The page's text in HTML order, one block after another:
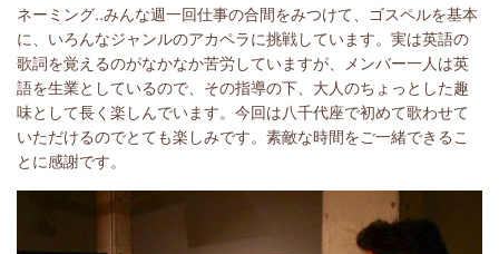
ネーミング..みんな週一回仕事の合間をみつけて、ゴスペルを基本
に、いろんなジャンルのアカペラに挑戦しています。実は英語の
歌詞を覚えるのがなかなか苦労していますが、メンバー一人は英
語を生業としているので、その指導の下、大人のちょっとした趣
味として長く楽しんでいます。今回は八千代座で初めて歌わせて
いただけるのでとても楽しみです。素敵な時間をご一緒できるこ
とに感謝です。